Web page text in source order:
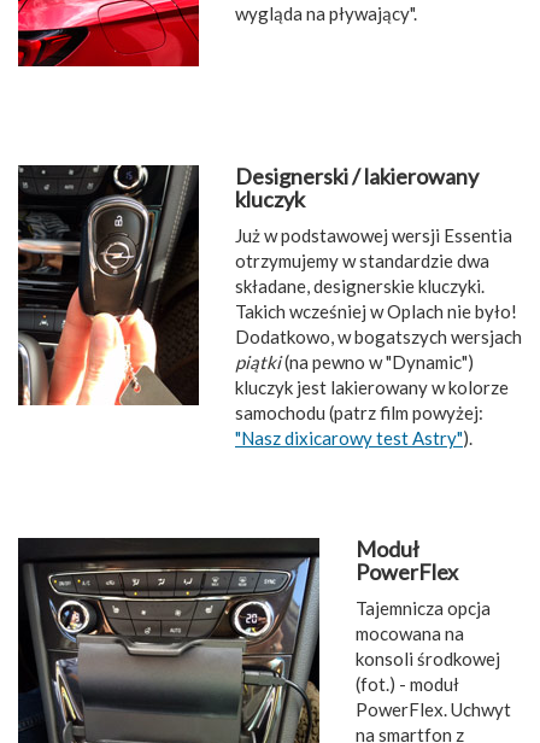
wygląda na pływający".
Designerski / lakierowany
kluczyk
Już w podstawowej wersji Essentia
otrzymujemy w standardzie dwa
składane, designerskie kluczyki.
Takich wcześniej w Oplach nie było!
Dodatkowo, w bogatszych wersjach
piątki(na pewno w "Dynamic")
kluczyk jest lakierowany w kolorze
samochodu (patrz film powyżej:
"Nasz dixicarowy test Astry").
Moduł
PowerFlex
Tajemnicza opcja
mocowana na
konsoli środkowej
(fot.) - moduł
PowerFlex. Uchwyt
na smartfon z